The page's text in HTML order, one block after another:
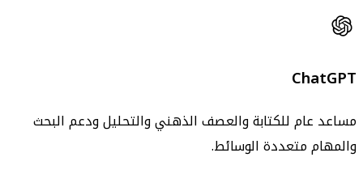
ChatGPT
مساعد عام للكتابة والعصف الذهني والتحليل ودعم البحث
والمهام متعددة الوسائط.